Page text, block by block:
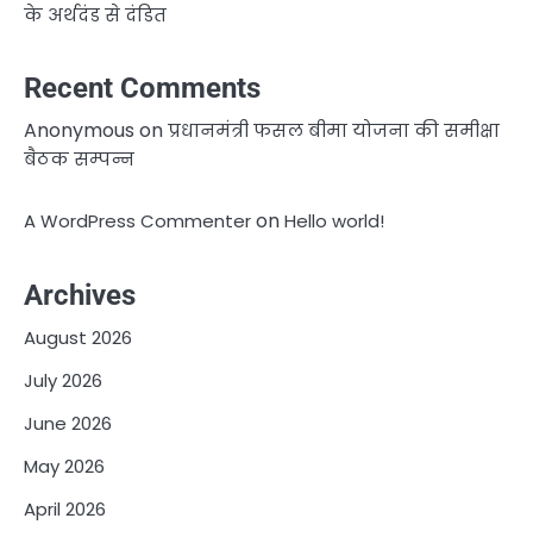
के अर्थदंड से दंडित
Recent Comments
Anonymous onप्रधानमंत्री फसल बीमा योजना की समीक्षा
बैठक सम्पन्न
A WordPress CommenteronHello world!
Archives
August 2026
July 2026
June 2026
May 2026
April 2026